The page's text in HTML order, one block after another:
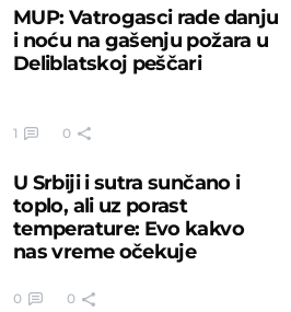
MUP: Vatrogasci rade danju
i noću na gašenju požara u
Deliblatskoj peščari
1 0
U Srbiji i sutra sunčano i
toplo, ali uz porast
temperature: Evo kakvo
nas vreme očekuje
0 0